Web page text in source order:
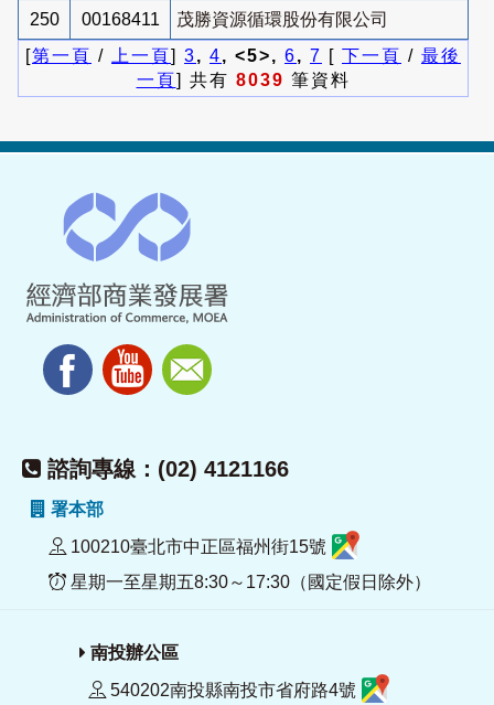
250 00168411
茂勝資源循環股份有限公司
[第一頁 / 上一頁] 3, 4, <5>, 6, 7 [ 下一頁 / 最後
一頁] 共有 8039 筆資料
諮詢專線：(02) 4121166
署本部
100210臺北市中正區福州街15號
星期一至星期五8:30～17:30（國定假日除外）
南投辦公區
540202南投縣南投市省府路4號